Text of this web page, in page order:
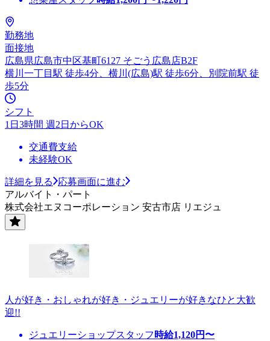
勤務地
面接地
広島県広島市中区基町6127 そごう広島店B2F
横川一丁目駅 徒歩4分、横川(広島)駅 徒歩6分、別院前駅 徒
歩5分
シフト
1日3時間 週2日からOK
交通費支給
未経験OK
詳細を見る
応募画面に進む
アルバイト・パート
株式会社エヌコーポレーション 安古市店 リエジュ
人が好き・おしゃれが好き・ジュエリーが好きなひと大歓
迎!!
ジュエリーショップスタッフ 時給1,120円〜